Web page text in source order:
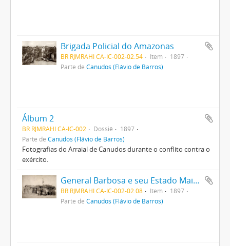
Brigada Policial do Amazonas
BR RJMRAHI CA-IC-002-02.54 Item
1897
Parte de Canudos (Flávio de Barros)
Álbum 2
BR RJMRAHI CA-IC-002 Dossiê
1897
Parte de Canudos (Flávio de Barros)
Fotografias do Arraial de Canudos durante o conflito contra o
exército.
General Barbosa e seu Estado Maior
BR RJMRAHI CA-IC-002-02.08 Item
1897
Parte de Canudos (Flávio de Barros)